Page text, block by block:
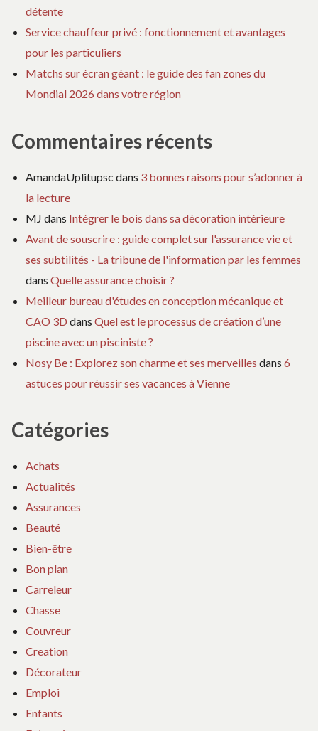
détente
Service chauffeur privé : fonctionnement et avantages
pour les particuliers
Matchs sur écran géant : le guide des fan zones du
Mondial 2026 dans votre région
Commentaires récents
AmandaUplitupsc dans 3 bonnes raisons pour s’adonner à
la lecture
MJ dans Intégrer le bois dans sa décoration intérieure
Avant de souscrire : guide complet sur l'assurance vie et
ses subtilités - La tribune de l'information par les femmes
dans Quelle assurance choisir ?
Meilleur bureau d'études en conception mécanique et
CAO 3D dans Quel est le processus de création d’une
piscine avec un pisciniste ?
Nosy Be : Explorez son charme et ses merveilles dans 6
astuces pour réussir ses vacances à Vienne
Catégories
Achats
Actualités
Assurances
Beauté
Bien-être
Bon plan
Carreleur
Chasse
Couvreur
Creation
Décorateur
Emploi
Enfants